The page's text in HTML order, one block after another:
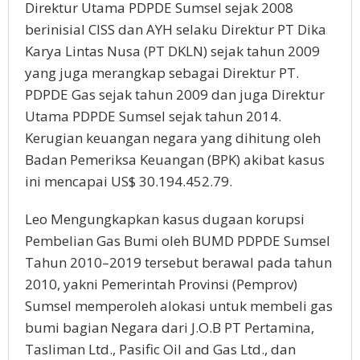
Direktur Utama PDPDE Sumsel sejak 2008
berinisial CISS dan AYH selaku Direktur PT Dika
Karya Lintas Nusa (PT DKLN) sejak tahun 2009
yang juga merangkap sebagai Direktur PT.
PDPDE Gas sejak tahun 2009 dan juga Direktur
Utama PDPDE Sumsel sejak tahun 2014.
Kerugian keuangan negara yang dihitung oleh
Badan Pemeriksa Keuangan (BPK) akibat kasus
ini mencapai US$ 30.194.452.79.
Leo Mengungkapkan kasus dugaan korupsi
Pembelian Gas Bumi oleh BUMD PDPDE Sumsel
Tahun 2010–2019 tersebut berawal pada tahun
2010, yakni Pemerintah Provinsi (Pemprov)
Sumsel memperoleh alokasi untuk membeli gas
bumi bagian Negara dari J.O.B PT Pertamina,
Tasliman Ltd., Pasific Oil and Gas Ltd., dan